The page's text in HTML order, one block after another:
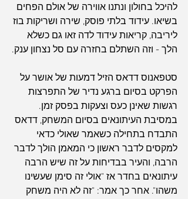
להיכל בחולון ונתנו אווירה של אולם הפחים
בשיאו. עידוד בלתי פוסק, שירה ושריקות בוז
ליריבה, קריאות עידוד לדה זאו גם כשלא
הלך - וזה השתלם בחזרה עם סל נצחון ענק.
סטפאנוס דדאס הזיל דמעות של אושר על
הפרקט בסיום ברגע נדיר של התפרצות
רגשות שאינן כעס וצעקות בפסק זמן.
במסיבת העיתונאים בסיום המשחק, דדאס
התבדח בתחילה כשאמר שאולי כדאי
למקסים לדבר ראשון כי המאמן הולך לדבר
הרבה, והעיר בבדיחות על זה שיש הרבה
עיתונאים בחדר אז "אולי זה סימן שעשינו
משהו". אחר כך אמר: "זה לא היה משחק